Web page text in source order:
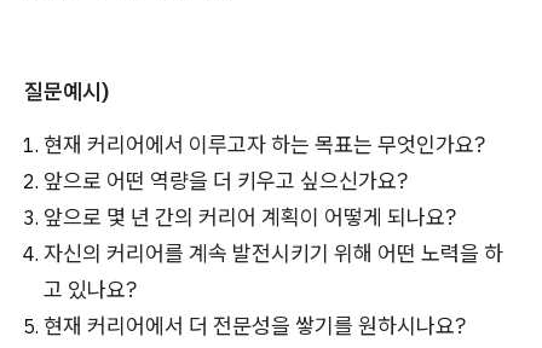
질문예시)
현재 커리어에서 이루고자 하는 목표는 무엇인가요?
앞으로 어떤 역량을 더 키우고 싶으신가요?
앞으로 몇 년 간의 커리어 계획이 어떻게 되나요?
자신의 커리어를 계속 발전시키기 위해 어떤 노력을 하
고 있나요?
현재 커리어에서 더 전문성을 쌓기를 원하시나요?